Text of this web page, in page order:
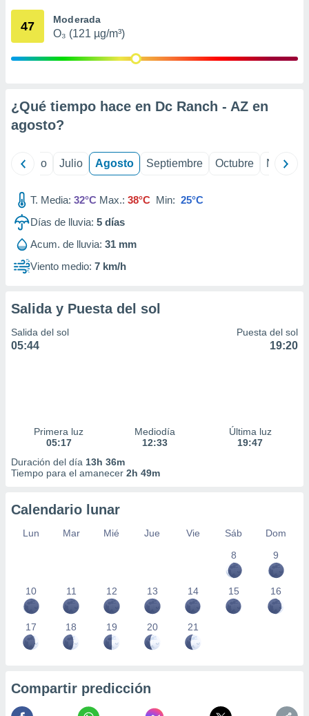
mediante
publicidad
1199
47 Moderada
O₃ (121 µg/m³)
¿Qué tiempo hace en Dc Ranch - AZ en
agosto?
Junio Julio Agosto Septiembre Octubre
T. Media: 32°C Max.: 38°C Min: 25°C
Días de lluvia: 5 días
Acum. de lluvia: 31 mm
Viento medio: 7 km/h
Salida y Puesta del sol
Salida del sol
05:44
Puesta del sol
19:20
Primera luz
05:17
Mediodía
12:33
Última luz
19:47
Duración del día 13h 36m
Tiempo para el amanecer 2h 49m
Calendario lunar
Lun Mar Mié Jue Vie Sáb
Dom
8
9
10 11 12 13 14 15 16
17 18 19 20 21
Compartir predicción